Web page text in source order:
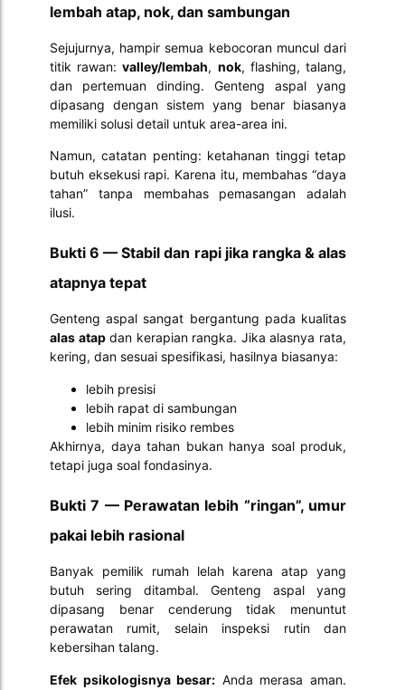
lembah atap, nok, dan sambungan
Sejujurnya, hampir semua kebocoran muncul dari
titik rawan:valley/lembah, nok, flashing, talang,
dan pertemuan dinding. Genteng aspal yang
dipasang dengan sistem yang benar biasanya
memiliki solusi detail untuk area-area ini.
Namun, catatan penting: ketahanan tinggi tetap
butuh eksekusi rapi. Karena itu, membahas “daya
tahan” tanpa membahas pemasangan adalah
ilusi.
Bukti 6 — Stabil dan rapi jika rangka & alas
atapnya tepat
Genteng aspal sangat bergantung pada kualitas
alas atapdan kerapian rangka. Jika alasnya rata,
kering, dan sesuai spesifikasi, hasilnya biasanya:
lebih presisi
lebih rapat di sambungan
lebih minim risiko rembes
Akhirnya, daya tahan bukan hanya soal produk,
tetapi juga soal fondasinya.
Bukti 7 — Perawatan lebih “ringan”, umur
pakai lebih rasional
Banyak pemilik rumah lelah karena atap yang
butuh sering ditambal. Genteng aspal yang
dipasang benar cenderung tidak menuntut
perawatan rumit, selain inspeksi rutin dan
kebersihan talang.
Efek psikologisnya besar: Anda merasa aman.